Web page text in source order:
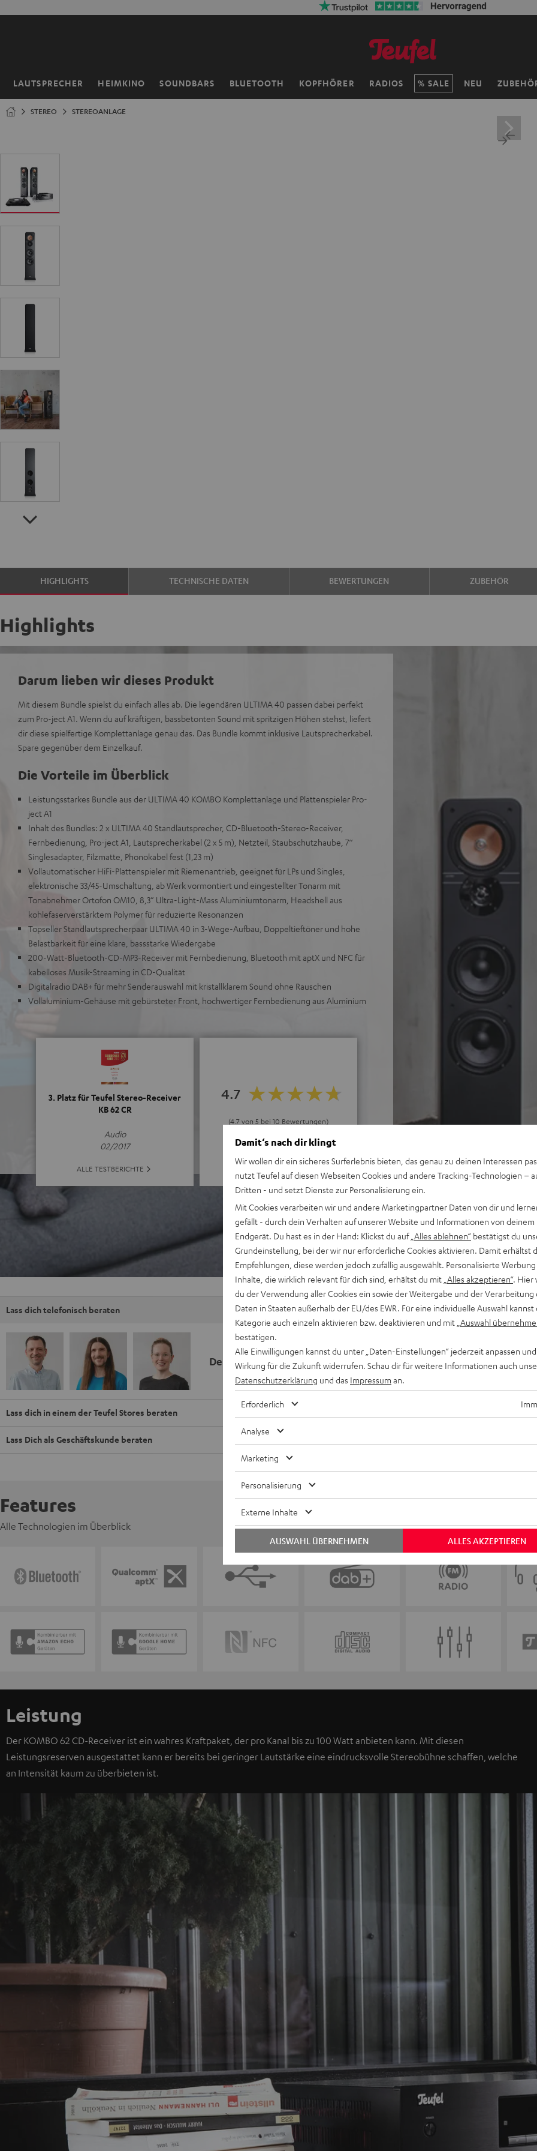
LAUTSPRECHER HEIMKINO SOUNDBARS BLUETOOTH KOPFHÖRER RADIOS SALE NEU
Startseite
STEREO STEREOANLAGE
HIGHLIGHTS TECHNISCHE DATEN BEWERTUNGEN ZUBEHÖR
Highlights
Darum lieben wir dieses Produkt
Mit diesem Bundle spielst du einfach alles ab. Die legendären ULTIMA 40 passen dabei perfekt
zum Pro-ject A1. Wenn du auf kräftigen, bassbetonten Sound mit spritzigen Höhen stehst, liefert
dir diese spielfertige Komplettanlage genau das. Das Bundle kommt inklusive Lautsprecherkabel.
Spare gegenüber dem Einzelkauf.
Die Vorteile im Überblick
Leistungsstarkes Bundle aus der ULTIMA 40 KOMBO Komplettanlage und Plattenspieler Pro-
ject A1
Inhalt des Bundles: 2 x ULTIMA 40 Standlautsprecher, CD-Bluetooth-Stereo-Receiver,
Fernbedienung, Pro-ject A1, Lautsprecherkabel (2 x 5 m), Netzteil, Staubschutzhaube, 7‘‘
Singlesadapter, Filzmatte, Phonokabel fest (1,23 m)
Vollautomatischer HiFi-Plattenspieler mit Riemenantrieb, geeignet für LPs und Singles,
elektronische 33/45-Umschaltung, ab Werk vormontiert und eingestellter Tonarm mit
Tonabnehmer Ortofon OM10, 8,3” Ultra-Light-Mass Aluminiumtonarm, Headshell aus
kohlefaserverstärktem Polymer für reduzierte Resonanzen
Topseller Standlautsprecherpaar ULTIMA 40 in 3-Wege-Aufbau, Doppeltieftöner und hohe
Belastbarkeit für eine klare, bassstarke Wiedergabe
200-Watt-Bluetooth-CD-MP3-Receiver mit Fernbedienung, Bluetooth mit aptX und NFC für
kabelloses Musik-Streaming in CD-Qualität
Digitalradio DAB+ für mehr Senderauswahl mit kristallklarem Sound ohne Rauschen
Vollaluminium-Gehäuse mit gebürsteter Front, hochwertiger Fernbedienung aus Aluminium
3. Platz für Teufel Stereo-Receiver
KB 62 CR
Audio
02/2017
ALLE TESTBERICHTE
4.7
(4.7 von 5 bei 10 Bewertungen)
ALLE BEWERTUNGEN
Lass dich telefonisch beraten
Deine Kaufberatung
Keinen Store in der Nähe? Kein
beraten dich auch persönlich am
Lass dich in einem der Teufel Stores beraten
Lass Dich als Geschäftskunde beraten
Features
Alle Technologien im Überblick
Leistung
Der KOMBO 62 CD-Receiver ist ein wahres Kraftpaket, der pro Kanal bis zu 100 Watt anbieten kann. Mit diesen
Leistungsreserven ausgestattet kann er bereits bei geringer Lautstärke eine eindrucksvolle Stereobühne schaffen, welche
an Intensität kaum zu überbieten ist.
Damit‘s nach dir klingt
Wir wollen dir ein sicheres Surferlebnis bieten, das genau zu deinen Interessen
nutzt Teufel auf diesen Webseiten Cookies und andere Tracking-Technologien –
Dritten - und setzt Dienste zur Personalisierung ein.
Mit Cookies verarbeiten wir und andere Marketingpartner Daten von dir und
gefällt - durch dein Verhalten auf unserer Website und Informationen von deinem
Endgerät. Du hast es in der Hand: Klickst du auf „Alles ablehnen“ bestätigst du
Grundeinstellung, bei der wir nur erforderliche Cookies aktivieren. Damit erhältst
Empfehlungen, diese werden jedoch zufällig ausgewählt. Personalisierte
Inhalte, die wirklich relevant für dich sind, erhältst du mit „Alles akzeptieren“. Hier
du der Verwendung aller Cookies ein sowie der Weitergabe und der Verarbeitung
Daten in Staaten außerhalb der EU/des EWR. Für eine individuelle Auswahl kannst
Kategorie auch einzeln aktivieren bzw. deaktivieren und mit „Auswahl
bestätigen.
Alle Einwilligungen kannst du unter „Daten-Einstellungen“ jederzeit anpassen
Wirkung für die Zukunft widerrufen. Schau dir für weitere Informationen auch
Datenschutzerklärung und das Impressum an.
Erforderlich
Analyse
Marketing
Personalisierung
Externe Inhalte
ALLES AKZEPTIEREN
AUSWAHL ÜBERNEHMEN